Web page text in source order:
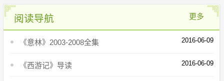
阅读导航 更多
《意林》2003-2008全集 2016-06-09
《西游记》导读 2016-06-09